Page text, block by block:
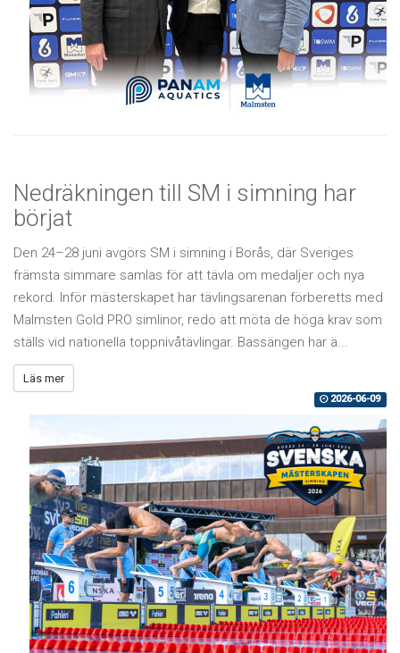
Nedräkningen till SM i simning har
börjat
Den 24–28 juni avgörs SM i simning i Borås, där Sveriges
främsta simmare samlas för att tävla om medaljer och nya
rekord. Inför mästerskapet har tävlingsarenan förberetts med
Malmsten Gold PRO simlinor, redo att möta de höga krav som
ställs vid nationella toppnivåtävlingar. Bassängen har ä...
Läs mer
2026-06-09